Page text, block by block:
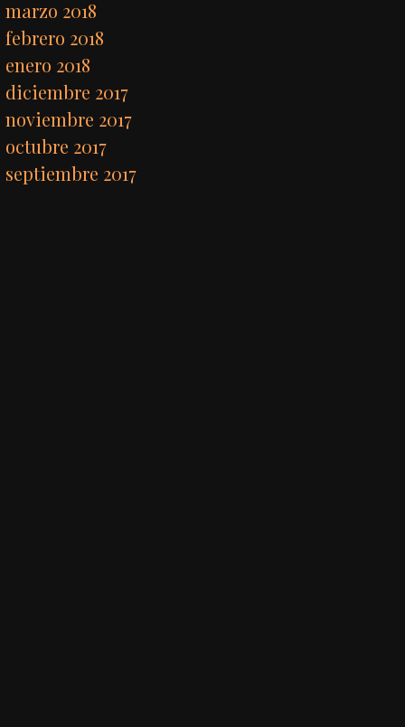
marzo 2018
febrero 2018
enero 2018
diciembre 2017
noviembre 2017
octubre 2017
septiembre 2017